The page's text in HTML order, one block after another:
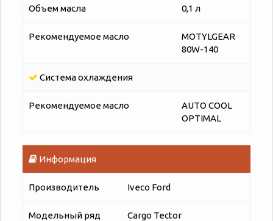
Объем масла 0,1 л
Рекомендуемое масло
MOTYLGEAR
80W-140
Система охлаждения
Рекомендуемое масло
AUTO COOL
OPTIMAL
Информация
Производитель Iveco Ford
Модельный ряд Cargo Tector